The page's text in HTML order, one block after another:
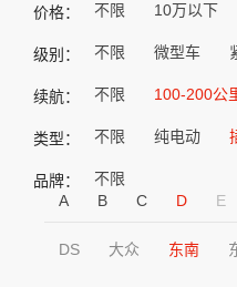
价格： 不限 10万以下
级别： 不限 微型车
续航： 不限 100-200公
类型： 不限 纯电动
品牌：
不限
A
B C D E
DS 大众 东南